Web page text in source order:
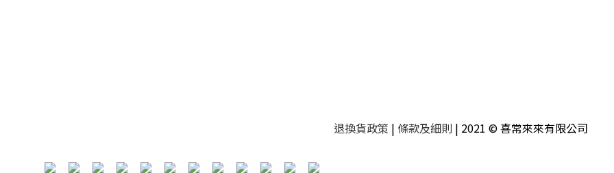
退換貨政策 | 條款及細則 | 2021 © 喜常來來有限公司